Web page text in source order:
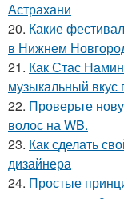
Астрахани
20. Какие
в Нижнем
21. Как Стас
музыкальный вкус
22. Проверьте
волос на WB.
23. Как сделать
дизайнера
24. Простые